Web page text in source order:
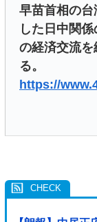
早苗首相の台
した日中関
の経済交流
る。
https://